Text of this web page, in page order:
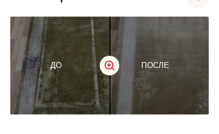
ДО ПОСЛЕ